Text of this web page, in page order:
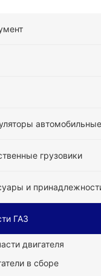
автомобильные
грузовики
и
ГАЗ
двигателя
в сборе